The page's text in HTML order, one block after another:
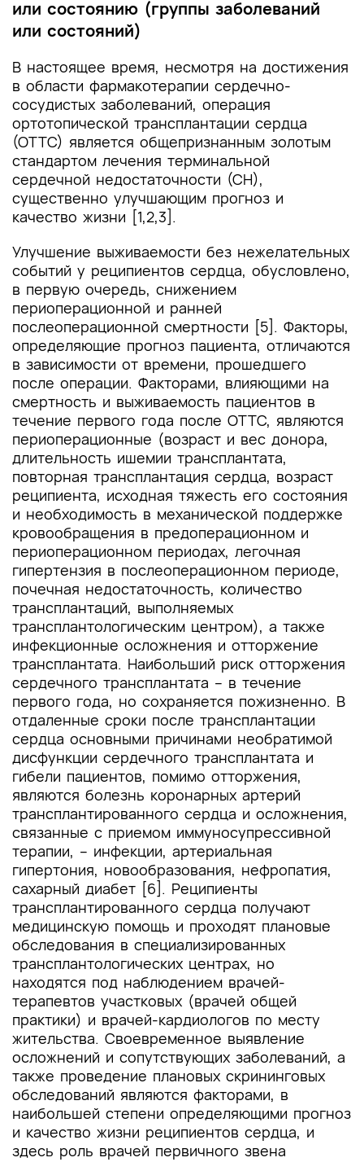
или состоянию (группы заболеваний
или состояний)
В настоящее время, несмотря на достижения
в области фармакотерапии сердечно-
сосудистых заболеваний, операция
ортотопической трансплантации сердца
(ОТТС) является общепризнанным золотым
стандартом лечения терминальной
сердечной недостаточности (СН),
существенно улучшающим прогноз и
качество жизни [1,2,3].
Улучшение выживаемости без нежелательных
событий у реципиентов сердца, обусловлено,
в первую очередь, снижением
периоперационной и ранней
послеоперационной смертности [5]. Факторы,
определяющие прогноз пациента, отличаются
в зависимости от времени, прошедшего
после операции. Факторами, влияющими на
смертность и выживаемость пациентов в
течение первого года после ОТТС, являются
периоперационные (возраст и вес донора,
длительность ишемии трансплантата,
повторная трансплантация сердца, возраст
реципиента, исходная тяжесть его состояния
и необходимость в механической поддержке
кровообращения в предоперационном и
периоперационном периодах, легочная
гипертензия в послеоперационном периоде,
почечная недостаточность, количество
трансплантаций, выполняемых
трансплантологическим центром), а также
инфекционные осложнения и отторжение
трансплантата. Наибольший риск отторжения
сердечного трансплантата – в течение
первого года, но сохраняется пожизненно. В
отдаленные сроки после трансплантации
сердца основными причинами необратимой
дисфункции сердечного трансплантата и
гибели пациентов, помимо отторжения,
являются болезнь коронарных артерий
трансплантированного сердца и осложнения,
связанные с приемом иммуносупрессивной
терапии, – инфекции, артериальная
гипертония, новообразования, нефропатия,
сахарный диабет [6]. Реципиенты
трансплантированного сердца получают
медицинскую помощь и проходят плановые
обследования в специализированных
трансплантологических центрах, но
находятся под наблюдением врачей-
терапевтов участковых (врачей общей
практики) и врачей-кардиологов по месту
жительства. Своевременное выявление
осложнений и сопутствующих заболеваний, а
также проведение плановых скрининговых
обследований являются факторами, в
наибольшей степени определяющими прогноз
и качество жизни реципиентов сердца, и
здесь роль врачей первичного звена